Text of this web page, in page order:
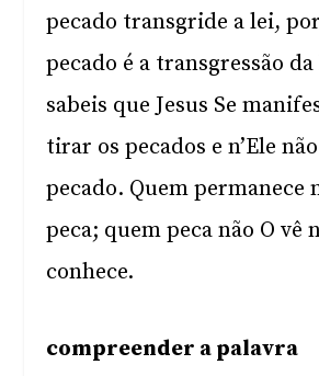
pecado transgride a lei,
pecado é a transgressão
sabeis que Jesus Se
tirar os pecados e n’Ele
pecado. Quem permanece
peca; quem peca não O vê
conhece.
compreender a palavra